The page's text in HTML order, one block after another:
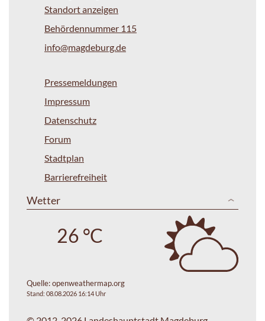
Standort anzeigen
Behördennummer 115
info@magdeburg.de
Pressemeldungen
Impressum
Datenschutz
Forum
Stadtplan
Barrierefreiheit
Wetter
26 °C
Quelle:openweathermap.org
Stand: 08.08.2026 16:14 Uhr